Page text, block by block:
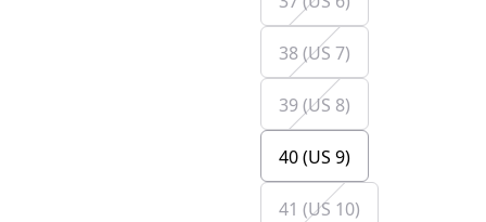
38 (US 7)
39 (US 8)
40 (US 9)
41 (US 10)